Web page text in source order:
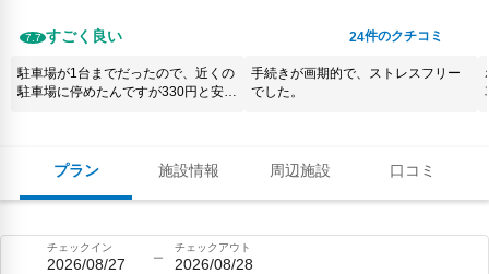
プラン 施設情報 周辺施設 口コミ
7.7 すごく良い 24件のクチコミ
駐車場が1台までだったので、近くの
駐車場に停めたんですが330円と安く
たら予備がちゃんと置いてありまし
た、泊まりたいと思いました(*^^*) 洗
いてて本当にホテルに泊まるより楽
で家族ゆっくり過ごせました♪ありが
手続きが画期的で、ストレスフリー
でした。
チェックイン
2026/08/27
チェックアウト
2026/08/28